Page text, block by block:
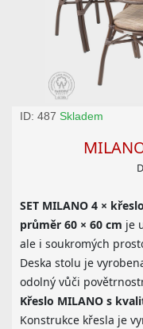
ID: 487 Skladem
SET MILANO 4 ×
průměr 60 × 60 cm je
ale i soukromých
Deska stolu je
odolný vůči
Křeslo MILANO s
Konstrukce křesla je